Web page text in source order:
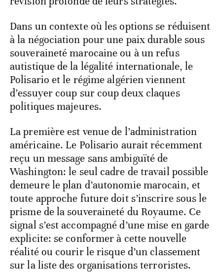
Dans un contexte où les options se réduisent
à la négociation pour une paix durable sous
souveraineté marocaine ou à un refus
autistique de la légalité internationale, le
Polisario et le régime algérien viennent
d’essuyer coup sur coup deux claques
politiques majeures.
La première est venue de l’administration
américaine. Le Polisario aurait récemment
reçu un message sans ambiguïté de
Washington: le seul cadre de travail possible
demeure le plan d’autonomie marocain, et
toute approche future doit s’inscrire sous le
prisme de la souveraineté du Royaume. Ce
signal s’est accompagné d’une mise en garde
explicite: se conformer à cette nouvelle
réalité ou courir le risque d’un classement
sur la liste des organisations terroristes.